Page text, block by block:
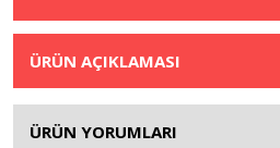
ÜRÜN AÇIKLAMASI
ÜRÜN YORUMLARI